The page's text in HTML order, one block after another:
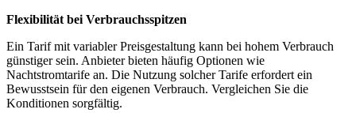
Flexibilität bei Verbrauchsspitzen
Ein Tarif mit variabler Preisgestaltung kann bei hohem Verbrauch
günstiger sein. Anbieter bieten häufig Optionen wie
Nachtstromtarife an. Die Nutzung solcher Tarife erfordert ein
Bewusstsein für den eigenen Verbrauch. Vergleichen Sie die
Konditionen sorgfältig.